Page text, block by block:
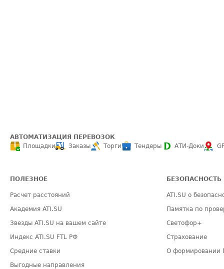
АВТОМАТИЗАЦИЯ ПЕРЕВОЗОК
Площадки
Заказы Торги Тендеры АТИ-Доки
ПОЛЕЗНОЕ
Расчет расстояний
Академия ATI.SU
Звезды ATI.SU на вашем сайте
Индекс ATI.SU FTL РФ
Средние ставки
Выгодные направления
БЕЗОПАСНОСТЬ
ATI.SU о
Памятка по
Светофор+
Страхование
О формировании